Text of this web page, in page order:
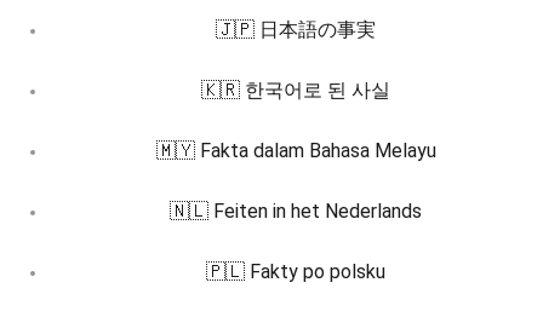
🇯🇵 日本語の事実
🇰🇷 한국어로 된 사실
🇲🇾 Fakta dalam Bahasa Melayu
🇳🇱 Feiten in het Nederlands
🇵🇱 Fakty po polsku